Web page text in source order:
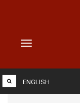
Toggle
ENGLISH